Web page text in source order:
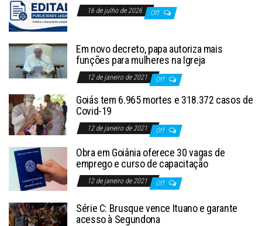
16 de julho de 2026 Off
Em novo decreto, papa autoriza mais
funções para mulheres na Igreja
12 de janeiro de 2021 Off
Goiás tem 6.965 mortes e 318.372 casos de
Covid-19
12 de janeiro de 2021 Off
Obra em Goiânia oferece 30 vagas de
emprego e curso de capacitação
12 de janeiro de 2021 Off
Série C: Brusque vence Ituano e garante
acesso à Segundona